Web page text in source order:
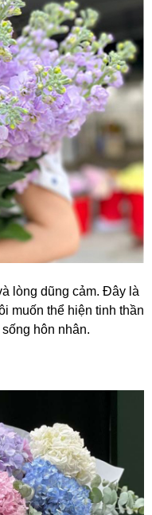
lòng dũng cảm. Đây là
muốn thể hiện tinh thần
hôn nhân.